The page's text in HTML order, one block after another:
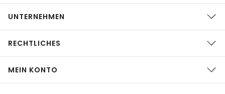
UNTERNEHMEN
RECHTLICHES
MEIN KONTO